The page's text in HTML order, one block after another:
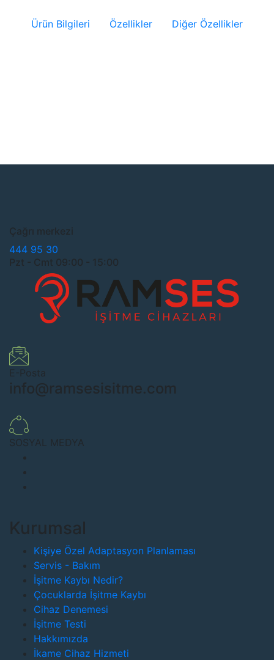
Ürün Bilgileri Özellikler Diğer Özellikler
Çağrı merkezi
444 95 30
Pzt - Cmt 09:00 - 15:00
E-Posta
info@ramsesisitme.com
SOSYAL MEDYA
Kurumsal
Kişiye Özel Adaptasyon Planlaması
Servis - Bakım
İşitme Kaybı Nedir?
Çocuklarda İşitme Kaybı
Cihaz Denemesi
İşitme Testi
Hakkımızda
İkame Cihaz Hizmeti